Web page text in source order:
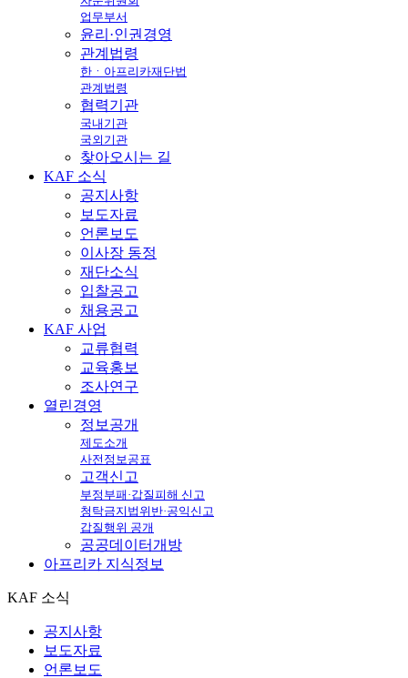
업무부서
윤리·인권경영
관계법령
한ㆍ아프리카재단법
관계법령
협력기관
국내기관
국외기관
찾아오시는 길
KAF 소식
공지사항
보도자료
언론보도
이사장 동정
재단소식
입찰공고
채용공고
KAF 사업
교류협력
교육홍보
조사연구
열린경영
정보공개
제도소개
사전정보공표
고객신고
부정부패·갑질피해 신고
청탁금지법위반·공익신고
갑질행위 공개
공공데이터개방
아프리카 지식정보
KAF 소식
공지사항
보도자료
언론보도